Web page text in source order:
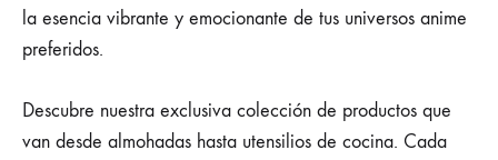
la esencia vibrante y emocionante de tus universos anime
preferidos.
Descubre nuestra exclusiva colección de productos que
van desde almohadas hasta utensilios de cocina. Cada